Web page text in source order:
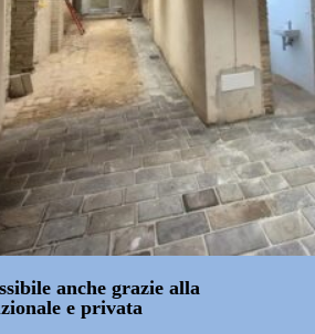
anche grazie alla
e privata